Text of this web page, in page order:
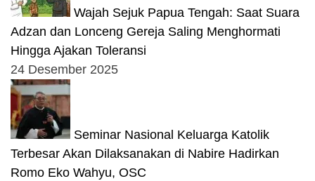
Wajah Sejuk Papua Tengah: Saat Suara
Adzan dan Lonceng Gereja Saling Menghormati
Hingga Ajakan Toleransi
24 Desember 2025
Seminar Nasional Keluarga Katolik
Terbesar Akan Dilaksanakan di Nabire Hadirkan
Romo Eko Wahyu, OSC